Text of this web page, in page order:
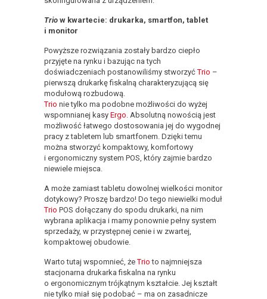
Trio w kwartecie: drukarka, smartfon, tablet
i monitor
Powyższe rozwiązania zostały bardzo ciepło
przyjęte na rynku i bazując na tych
doświadczeniach postanowiliśmy stworzyćTrio –
pierwszą drukarkę fiskalną charakteryzującą się
modułową rozbudową.
Trio nie tylko ma podobne możliwości do wyżej
wspomnianej kasy Ergo . Absolutną nowością jest
możliwość łatwego dostosowania jej do wygodnej
pracy z tabletem lub smartfonem. Dzięki temu
można stworzyć kompaktowy, komfortowy
i ergonomiczny system POS, który zajmie bardzo
niewiele miejsca.
A może zamiast tabletu dowolnej wielkości monitor
dotykowy? Proszę bardzo! Do tego niewielki moduł
Trio POS dołączany do spodu drukarki, na nim
wybrana aplikacja i mamy ponownie pełny system
sprzedaży, w przystępnej cenie i w zwartej,
kompaktowej obudowie.
Warto tutaj wspomnieć, żeTrio to najmniejsza
stacjonarna drukarka fiskalna na rynku
o ergonomicznym trójkątnym kształcie. Jej kształt
nie tylko miał się podobać – ma on zasadnicze